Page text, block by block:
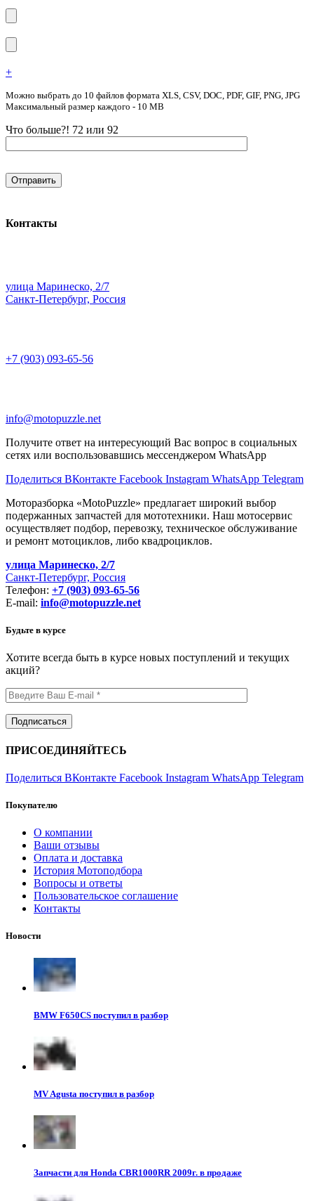
+
Можно выбрать до 10 файлов формата XLS, CSV, DOC, PDF, GIF, PNG, JPG
Максимальный размер каждого - 10 MB
Что больше?! 72 или 92
Контакты
улица Маринеско, 2/7
Санкт-Петербург, Россия
+7 (903) 093-65-56
info@motopuzzle.net
Получите ответ на интересующий Вас вопрос в социальных
сетях или воспользовавшись мессенджером WhatsApp
Поделиться ВКонтакте Facebook Instagram WhatsApp Telegram
Моторазборка «MotoPuzzle» предлагает широкий выбор
подержанных запчастей для мототехники. Наш мотосервис
осуществляет подбор, перевозку, техническое обслуживание
и ремонт мотоциклов, либо квадроциклов.
улица Маринеско, 2/7
Санкт-Петербург, Россия
Телефон: +7 (903) 093-65-56
E-mail: info@motopuzzle.net
Будьте в курсе
Хотите всегда быть в курсе новых поступлений и текущих
акций?
ПРИСОЕДИНЯЙТЕСЬ
Поделиться ВКонтакте Facebook Instagram WhatsApp Telegram
Покупателю
О компании
Ваши отзывы
Оплата и доставка
История Мотоподбора
Вопросы и ответы
Пользовательское соглашение
Контакты
Новости
BMW F650CS поступил в разбор
MV Agusta поступил в разбор
Запчасти для Honda CBR1000RR 2009г. в продаже